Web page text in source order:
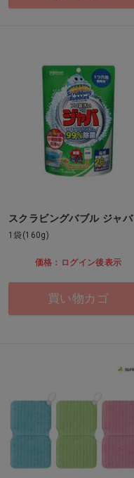
スクラビングバブル ジャバ
1袋(160g)
価格：ログイン後表示
買い物カゴ